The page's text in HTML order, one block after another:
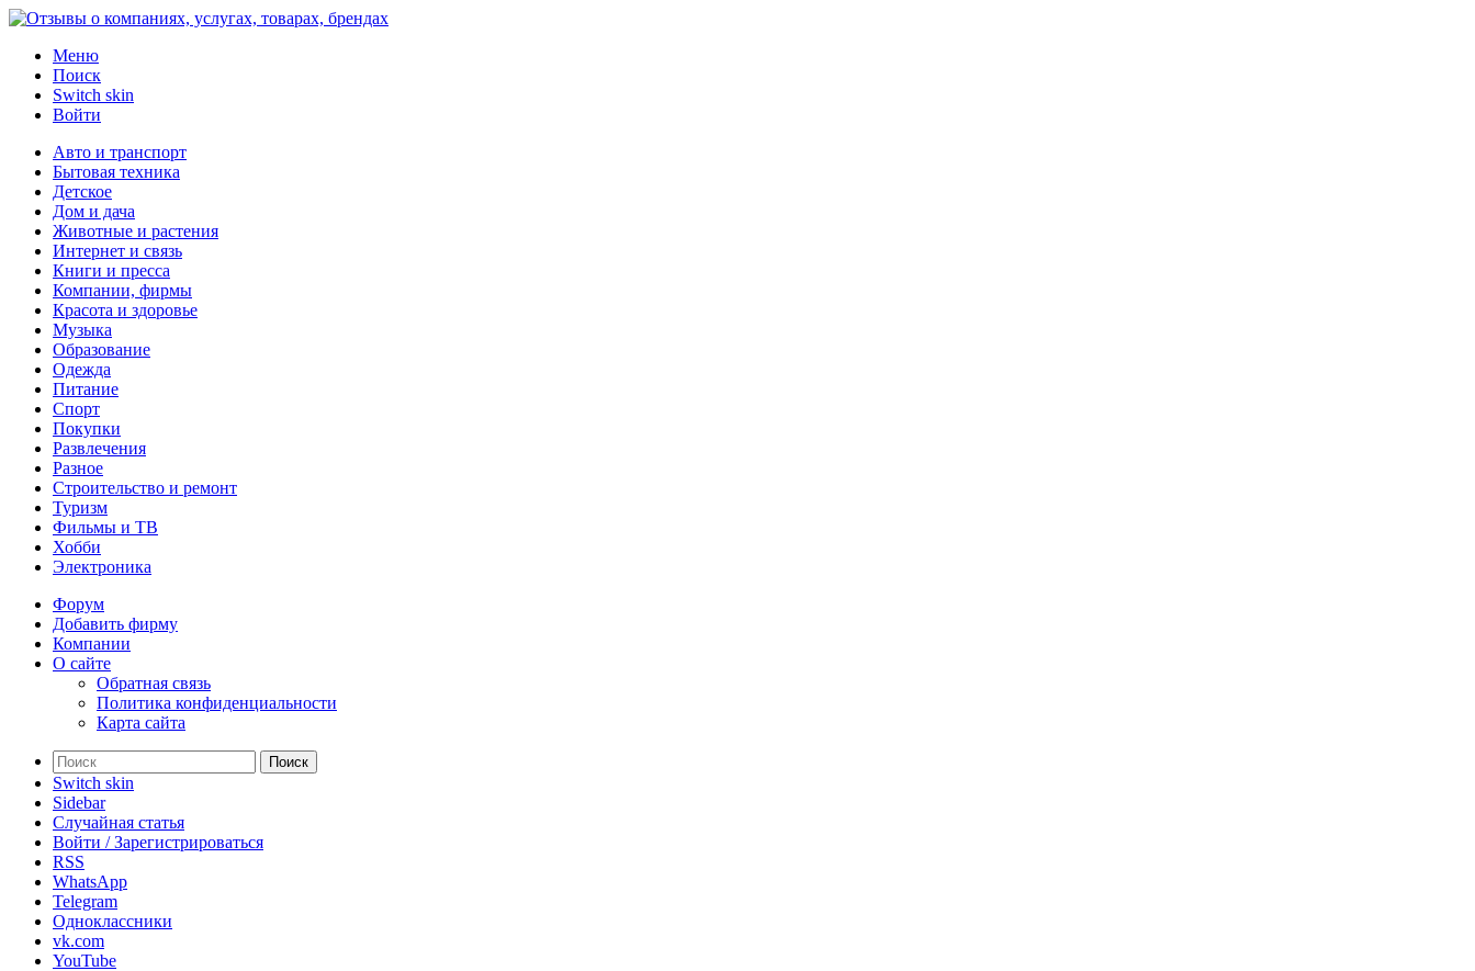
Меню
Поиск
Switch skin
Войти
Авто и транспорт
Бытовая техника
Детское
Дом и дача
Животные и растения
Интернет и связь
Книги и пресса
Компании, фирмы
Красота и здоровье
Музыка
Образование
Одежда
Питание
Спорт
Покупки
Развлечения
Разное
Строительство и ремонт
Туризм
Фильмы и ТВ
Хобби
Электроника
Форум
Добавить фирму
Компании
О сайте
Обратная связь
Политика конфиденциальности
Карта сайта
Поиск
Switch skin
Sidebar
Случайная статья
Войти / Зарегистрироваться
RSS
WhatsApp
Telegram
Одноклассники
vk.com
YouTube